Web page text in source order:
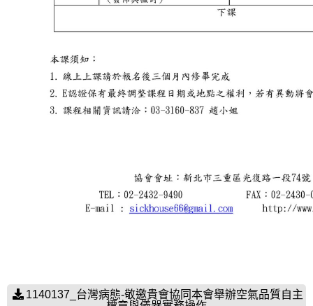
1140137_台灣病態-敬邀貴會協同本會舉辦空氣品質自主